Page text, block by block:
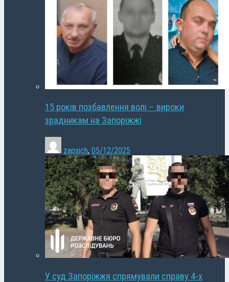
15 років позбавлення волі – вироки
зрадникам на Запоріжжі
zapsich, 05/12/2025
У суд Запоріжжя спрямували справу 4-х